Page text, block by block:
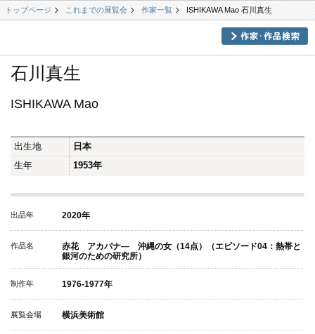
トップページ これまでの展覧会 作家一覧 ISHIKAWA Mao 石川真生
石川真生
ISHIKAWA Mao
出生地
日本
生年
1953年
出品年 2020年
作品名
赤花 アカバナ― 沖縄の女（14点）（エピソード04：熱帯と
銀河のための研究所）
制作年 1976-1977年
展覧会場 横浜美術館